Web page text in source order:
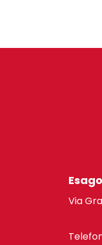
Via